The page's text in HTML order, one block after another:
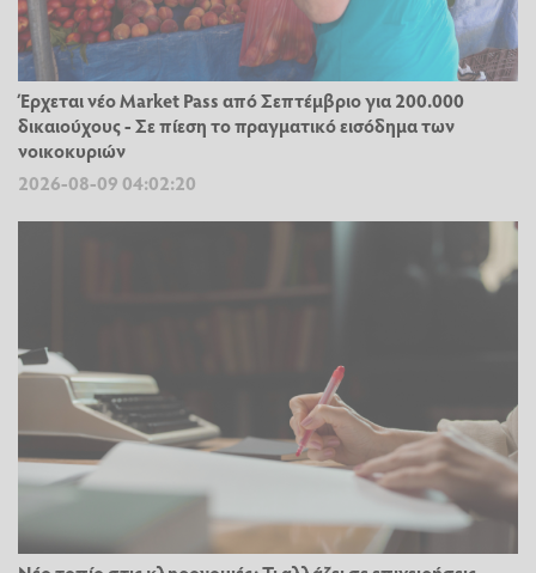
Έρχεται νέο Market Pass από Σεπτέμβριο για 200.000
δικαιούχους - Σε πίεση το πραγματικό εισόδημα των
νοικοκυριών
2026-08-09 04:02:20